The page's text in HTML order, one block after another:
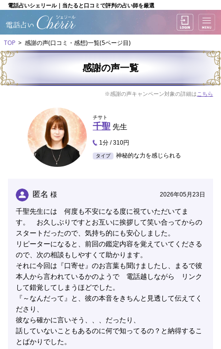
電話占いシェリール｜当たると口コミで評判の占い師を厳選
TOP 感謝の声(口コミ・感想)一覧(5ページ目)
感謝の声一覧
※感謝の声キャンペーン対象の詳細は こちら
チサト
千聖 先生
1分 / 310円
タイプ 神秘的な力を感じられる
匿名 様 2026年05月23日
千聖先生には 何度も不安になる度に視ていただいてま
す。 お久しぶりですとお互いに挨拶して笑い合ってからの
スタートだったので、気持ち的にも安心しました。
リピーターになると、前回の鑑定内容を覚えていてくださる
ので、次の相談もしやすくて助かります。
それに今回は『口寄せ』のお言葉も聞けましたし、まるで彼
本人から言われているかのようで 電話越しながら リンク
して錯覚してしまうほどでした。
『～なんだって』と、彼の本音をきちんと見透して伝えてく
ださり、
彼なら確かに言いそう、、、だったり、
話していないこともあるのに何で知ってるの？と納得するこ
とばかりでした。